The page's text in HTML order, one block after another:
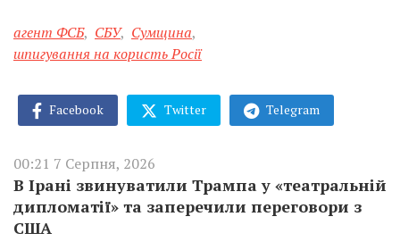
агент ФСБ, СБУ, Сумщина,
шпигування на користь Росії
Facebook Twitter Telegram
00:21 7 Серпня, 2026
В Ірані звинуватили Трампа у «театральній
дипломатії» та заперечили переговори з
США